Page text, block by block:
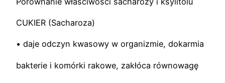
CUKIER (Sacharoza)
• daje odczyn kwasowy w organizmie, dokarmia
bakterie i komórki rakowe, zakłóca równowagę